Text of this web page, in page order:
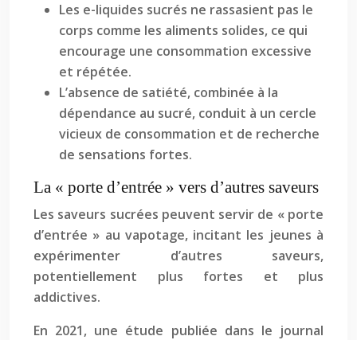
Les e-liquides sucrés ne rassasient pas le
corps comme les aliments solides, ce qui
encourage une consommation excessive
et répétée.
L’absence de satiété, combinée à la
dépendance au sucré, conduit à un cercle
vicieux de consommation et de recherche
de sensations fortes.
La « porte d’entrée » vers d’autres saveurs
Les saveurs sucrées peuvent servir de « porte
d’entrée » au vapotage, incitant les jeunes à
expérimenter d’autres saveurs,
potentiellement plus fortes et plus
addictives.
En 2021, une étude publiée dans le journal